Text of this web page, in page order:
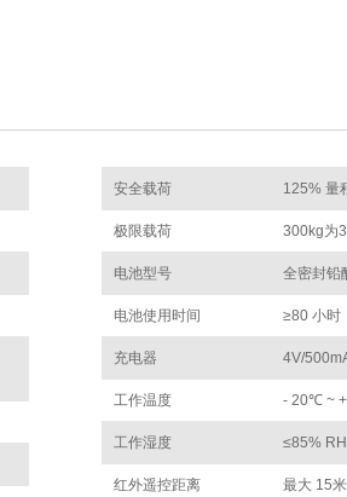
安全载荷 125% 量
极限载荷 300kg为
电池型号 全密封铅
电池使用时间 ≥80 小时
充电器 4V/
工作温度 - 20℃ ~
工作湿度 ≤85%
红外遥控距离 最大 15米